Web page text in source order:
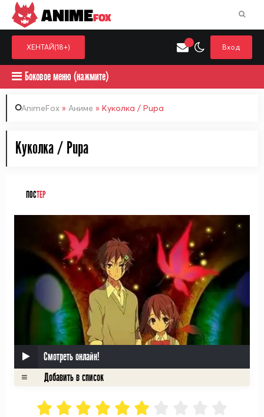
Выберите одну категорию для поиска
ANIMEFOX
ХЕНТАЙ(18+) Вход
Боковое меню (нажмите)
AnimeFox » Аниме » Куколка / Pupa
Куколка / Pupa
ПОСТЕР
Смотреть онлайн!